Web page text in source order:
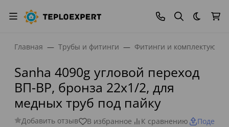
Темная
Главная Трубы и фитинги Фитинги и
Sanha 4090g угловой переход
ВП-ВР, бронза 22x1/2, для
медных труб под пайку
Добавить отзыв В избранное К сравнению